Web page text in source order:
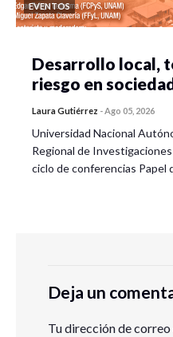
EVENTOS
Desarrollo local,
riesgo en
Laura Gutiérrez -Ago 05, 2026
Universidad Nacional
Regional de
ciclo de conferencias Papel
Deja un
Tu dirección de